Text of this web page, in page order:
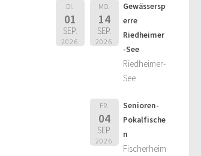
DI.
01
SEP.
2026
MO.
14
SEP.
2026
Gewässersp
erre
Riedheimer
-See
Riedheimer-
See
FR.
04
SEP.
2026
Senioren-
Pokalfische
n
Fischerheim